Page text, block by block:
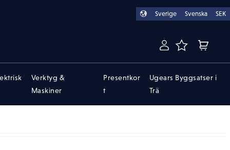
Sverige Svenska SEK
FAVORITER
Verktyg &
Maskiner
Presentkor
t
Ugears Byggsatser i
Trä